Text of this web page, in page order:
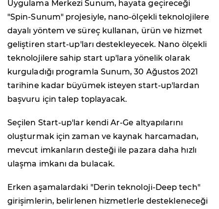
Uygulama Merkezi Sunum, hayata geçireceği
"Spin-Sunum" projesiyle, nano-ölçekli teknolojilere
dayalı yöntem ve süreç kullanan, ürün ve hizmet
geliştiren start-up'ları destekleyecek. Nano ölçekli
teknolojilere sahip start up'lara yönelik olarak
kurguladığı programla Sunum, 30 Ağustos 2021
tarihine kadar büyümek isteyen start-up'lardan
başvuru için talep toplayacak.
Seçilen Start-up'lar kendi Ar-Ge altyapılarını
oluşturmak için zaman ve kaynak harcamadan,
mevcut imkanların desteği ile pazara daha hızlı
ulaşma imkanı da bulacak.
Erken aşamalardaki "Derin teknoloji-Deep tech"
girişimlerin, belirlenen hizmetlerle destekleneceği